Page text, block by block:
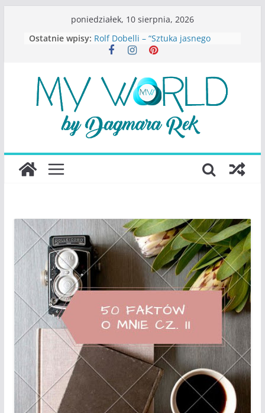
poniedziałek, 10 sierpnia, 2026
Ostatnie wpisy: Rolf Dobelli – “Sztuka jasnego
myślenia”
Konstancina. Sekrety seksbiznesu”
Katarzyna Lewandowicz – Zanim
straciliśmy siebie
Judith Joseph – “Wysoko
funkcjonująca depresja”
S.Wynn-Williams – “Bezwzględni. O
największego portalu